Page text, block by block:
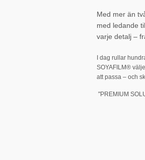
Med mer än
med ledande
varje detalj –
I dag rullar
SOYAFILM®
att passa – och
"PREMIUM